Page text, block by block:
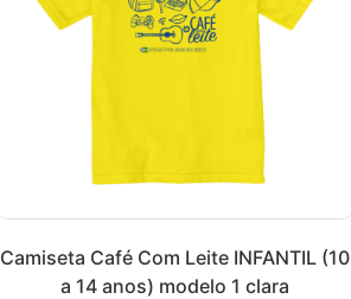
Camiseta Café Com Leite INFANTIL (10
a 14 anos) modelo 1 clara